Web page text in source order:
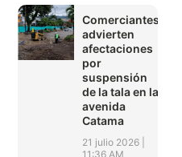
Comerciantes
advierten
afectaciones
por
suspensión
de la tala en la
avenida
Catama
21 julio 2026
11:36 AM